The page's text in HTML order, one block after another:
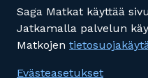
Saga Matkat käyttää
Jatkamalla palvelun
Matkojen
Evästeasetukset